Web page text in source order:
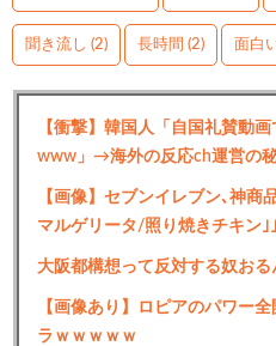
聞き流し (2) 長時間 (2) 面白
【衝撃】韓国人「自国礼賛動
www」→海外の反応ch運営の
【画像】セブンイレブン､神商
マルゲリータ/照り焼きチキン｣
大阪都構想って反対する奴おる
【画像あり】ロピアのパワー
ラｗｗｗｗｗ